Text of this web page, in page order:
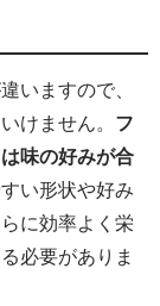
いますので、
けません。 フ
味の好みが合
い形状や好み
に効率よく栄
必要がありま